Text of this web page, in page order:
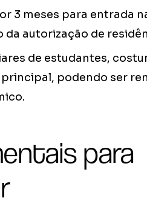
3 meses para entrada
autorização de
de estudantes,
podendo ser
para